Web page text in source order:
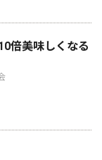
倍美味しくなる